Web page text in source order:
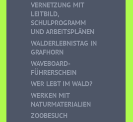
VERNETZUNG MIT
LEITBILD,
SCHULPROGRAMM
UND ARBEITSPLÄNEN
WALDERLEBNISTAG IN
GRAFHORN
WAVEBOARD-
FÜHRERSCHEIN
WER LEBT IM WALD?
WERKEN MIT
NATURMATERIALIEN
ZOOBESUCH